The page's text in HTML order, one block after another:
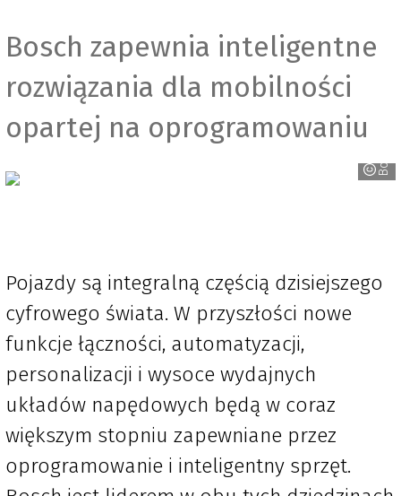
Bosch zapewnia inteligentne
rozwiązania dla mobilności
opartej na oprogramowaniu
Bosch
Pojazdy są integralną częścią dzisiejszego
cyfrowego świata. W przyszłości nowe
funkcje łączności, automatyzacji,
personalizacji i wysoce wydajnych
układów napędowych będą w coraz
większym stopniu zapewniane przez
oprogramowanie i inteligentny sprzęt.